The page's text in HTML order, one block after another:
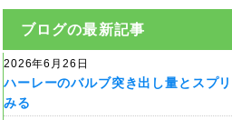
ブログの最新記事
2026年6月26日
ハーレーのバルブ突き出し量とスプ
みる